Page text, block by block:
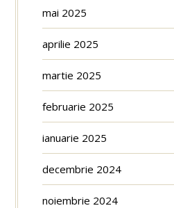
mai 2025
aprilie 2025
martie 2025
februarie 2025
ianuarie 2025
decembrie 2024
noiembrie 2024